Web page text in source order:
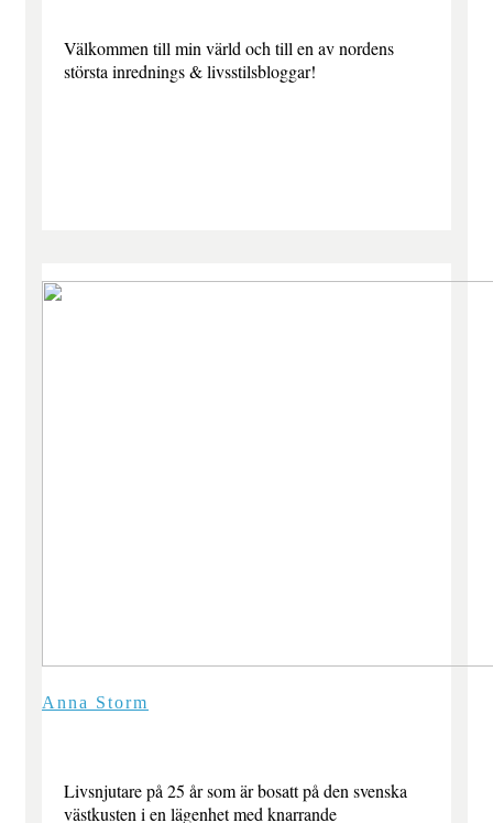
Välkommen till min värld och till en av nordens
största inrednings & livsstilsbloggar!
Anna Storm
Livsnjutare på 25 år som är bosatt på den svenska
västkusten i en lägenhet med knarrande